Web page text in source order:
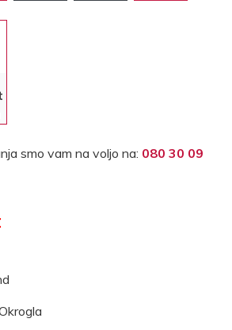
smo vam na voljo na: 080 30 09